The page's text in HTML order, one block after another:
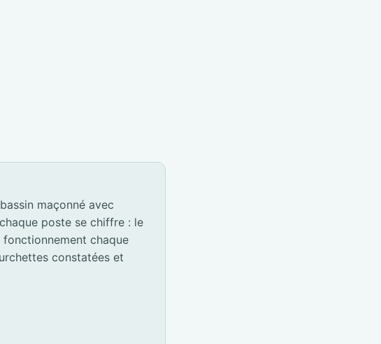
maçonné avec
poste se chiffre : le
chaque
constatées et